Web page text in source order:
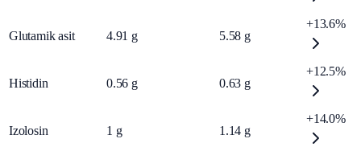
Glutamik asit 4.91 g 5.58 g
+13.6%
Histidin 0.56 g 0.63 g
+12.5%
Izolosin 1 g 1.14 g
+14.0%